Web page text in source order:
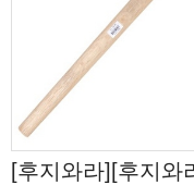
[후지와라][후지와